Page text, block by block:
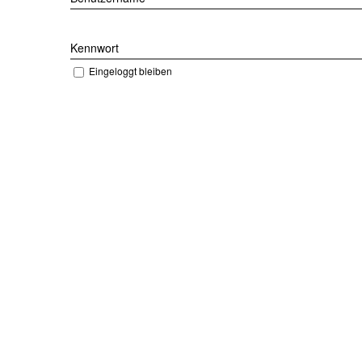
Kennwort
Eingeloggt bleiben